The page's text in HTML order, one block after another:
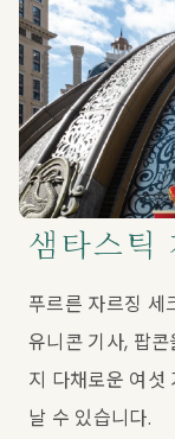
샘타스틱
푸르른 자르징 세
유니콘 기사, 팝
지 다채로운 여섯
날 수 있습니다.